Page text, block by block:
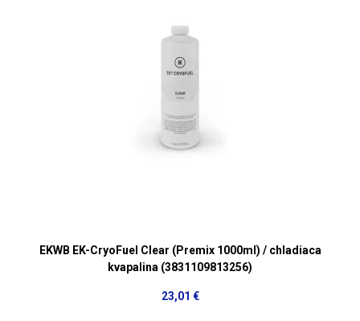
EKWB EK-CryoFuel Clear (Premix 1000ml) / chladiaca
kvapalina (3831109813256)
23,01 €